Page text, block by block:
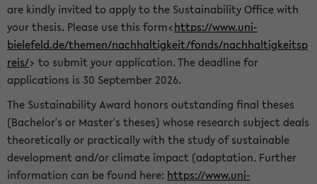
are kindly invited to apply to the Sustainability Office with
your thesis. Please use this form<https://www.uni-
bielefeld.de/themen/nachhaltigkeit/fonds/nachhaltigkeitsp
reis/> to submit your application. The deadline for
applications is 30 September 2026.
The Sustainability Award honors outstanding final theses
(Bachelor's or Master's theses) whose research subject deals
theoretically or practically with the study of sustainable
development and/or climate impact (adaptation. Further
information can be found here: https://www.uni-